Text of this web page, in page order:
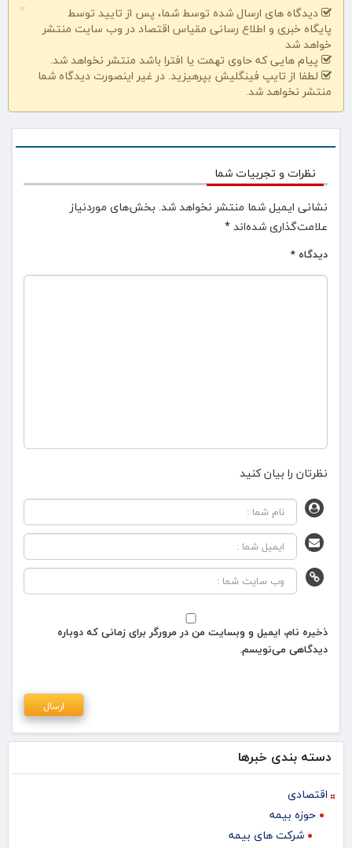
×
دیدگاه های ارسال شده توسط شما، پس از تایید توسط
پایگاه خبری و اطلاع رسانی مقیاس اقتصاد در وب سایت منتشر
خواهد شد
پیام هایی که حاوی تهمت یا افترا باشد منتشر نخواهد شد.
لطفا از تایپ فینگلیش بپرهیزید. در غیر اینصورت دیدگاه شما
منتشر نخواهد شد.
نظرات و تجربیات شما
نشانی ایمیل شما منتشر نخواهد شد. بخش‌های موردنیاز
علامت‌گذاری شده‌اند*
دیدگاه *
نظرتان را بیان کنید
ذخیره نام، ایمیل و وبسایت من در مرورگر برای زمانی که دوباره
دیدگاهی می‌نویسم.
دسته بندی خبرها
اقتصادی
حوزه بیمه
شرکت های بیمه